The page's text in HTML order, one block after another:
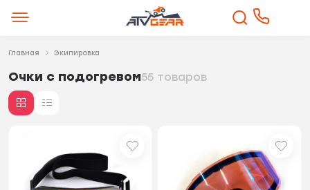
Главная Экипировка
Очки с подогревом55 товаров